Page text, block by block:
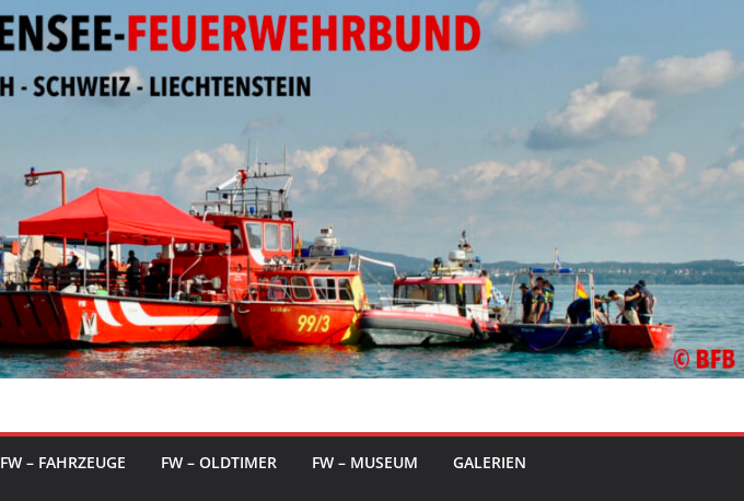
FW – FAHRZEUGE FW – OLDTIMER FW – MUSEUM GALERIEN